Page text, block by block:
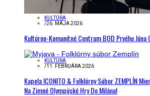
KULTÚRA
/26. MÁJA 2026
Kultúrno-Komunitné Centrum BOD Prvého Júna
KULTÚRA
/11. FEBRUÁRA 2026
Kapela ICONITO & Folklórny Súbor ZEMPLÍN
Na Zimné Olympijské Hry Do Milána!